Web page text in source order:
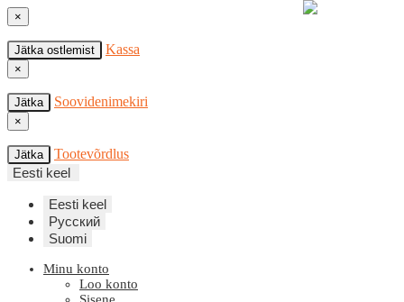
×
Jätka ostlemist Kassa
×
Jätka Soovidenimekiri
×
Jätka
Tootevõrdlus
Eesti keel
Eesti keel
Русский
Suomi
Minu konto
Loo konto